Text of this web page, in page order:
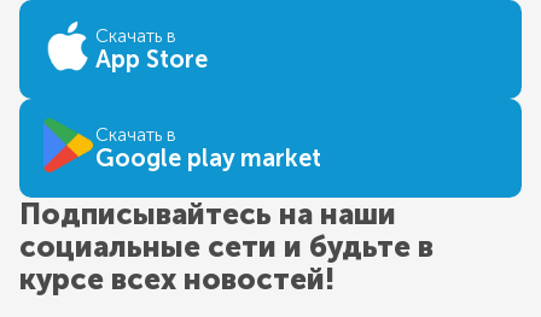
Скачать в
App Store
Скачать в
Google play market
Подписывайтесь на наши
социальные сети и будьте в
курсе всех новостей!